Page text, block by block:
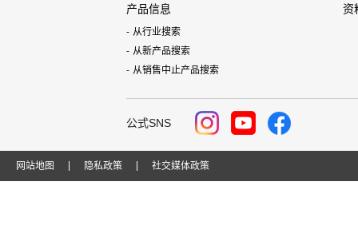
产品信息
从行业搜索
从新产品搜索
从销售中止产品搜索
资
公式SNS
网站地图 隐私政策 社交媒体政策